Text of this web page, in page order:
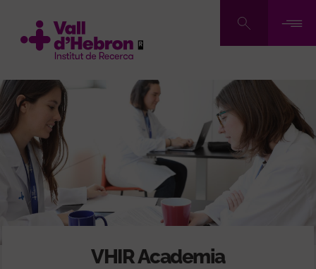
contingut
VHIR Academia